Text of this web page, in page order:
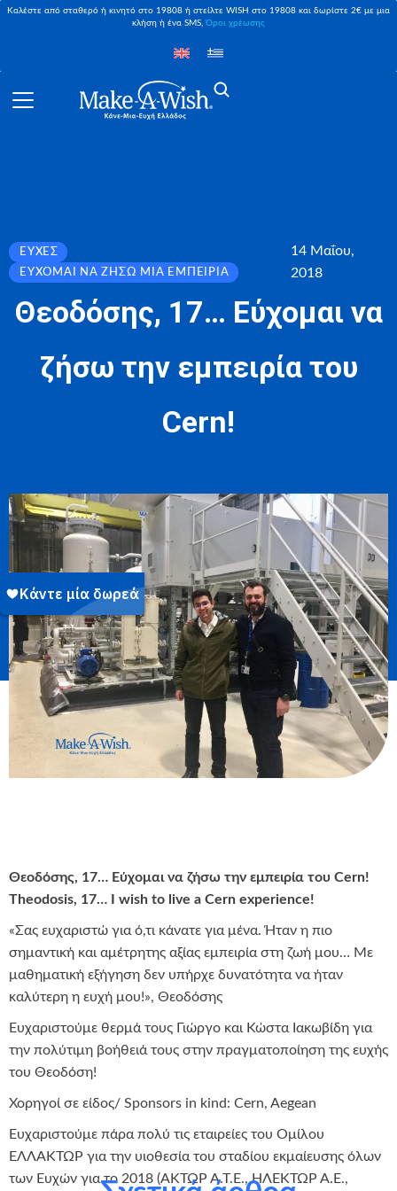
Καλέστε από σταθερό ή κινητό στο 19808 ή στείλτε WISH στο 19808 και δωρίστε 2€ με μια
κλήση ή ένα SMS,Όροι χρέωσης
ΕΥΧΈΣ
ΕΎΧΟΜΑΙ ΝΑ ΖΉΣΩ ΜΙΑ ΕΜΠΕΙΡΊΑ
14 Μαΐου,
2018
Θεοδόσης, 17… Εύχομαι να
ζήσω την εμπειρία του
Cern!
Θεοδόσης, 17… Εύχομαι να ζήσω την εμπειρία του Cern!
Theodosis, 17… I wish to live a Cern experience!
«Σας ευχαριστώ για ό,τι κάνατε για μένα. Ήταν η πιο
σημαντική και αμέτρητης αξίας εμπειρία στη ζωή μου… Με
μαθηματική εξήγηση δεν υπήρχε δυνατότητα να ήταν
καλύτερη η ευχή μου!», Θεοδόσης
Ευχαριστούμε θερμά τους Γιώργο και Κώστα Ιακωβίδη για
την πολύτιμη βοήθειά τους στην πραγματοποίηση της ευχής
του Θεοδόση!
Χορηγοί σε είδος/ Sponsors in kind: Cern, Aegean
Ευχαριστούμε πάρα πολύ τις εταιρείες του Ομίλου
ΕΛΛΑΚΤΩΡ για την υιοθεσία του σταδίου εκμαίευσης όλων
των Ευχών για το 2018 (ΑΚΤΩΡ Α.Τ.Ε., ΗΛΕΚΤΩΡ Α.Ε.,